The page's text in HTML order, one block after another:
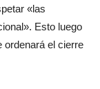
«las
Esto luego
ordenará el cierre